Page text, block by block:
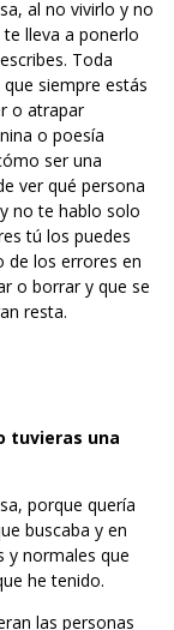
al no vivirlo y no
lleva a ponerlo
Toda
siempre estás
o atrapar
o poesía
ser una
ver qué persona
no te hablo solo
tú los puedes
de los errores en
o borrar y que se
resta.
tuvieras una
porque quería
buscaba y en
y normales que
he tenido.
las personas